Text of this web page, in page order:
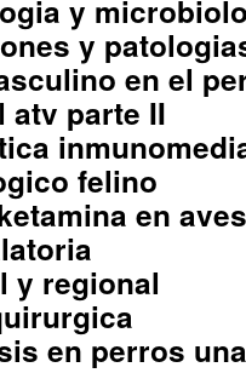
y
y
en el
atv parte II
felino
en
y regional
en perros